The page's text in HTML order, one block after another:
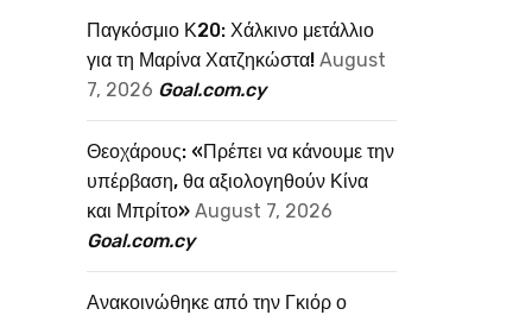
Παγκόσμιο Κ20: Χάλκινο μετάλλιο
για τη Μαρίνα Χατζηκώστα! August
7, 2026 Goal.com.cy
Θεοχάρους: «Πρέπει να κάνουμε την
υπέρβαση, θα αξιολογηθούν Κίνα
και Μπρίτο» August 7, 2026
Goal.com.cy
Ανακοινώθηκε από την Γκιόρ ο